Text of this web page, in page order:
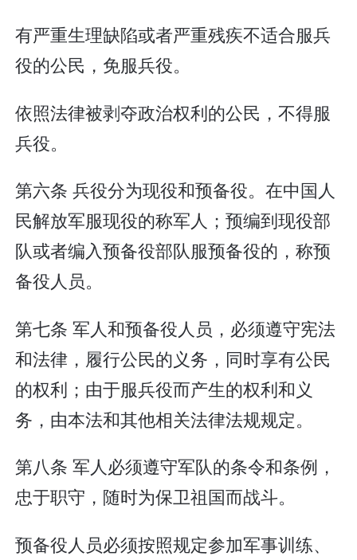
有严重生理缺陷或者严重残疾不适合服兵
役的公民，免服兵役。
依照法律被剥夺政治权利的公民，不得服
兵役。
第六条 兵役分为现役和预备役。在中国人
民解放军服现役的称军人；预编到现役部
队或者编入预备役部队服预备役的，称预
备役人员。
第七条 军人和预备役人员，必须遵守宪法
和法律，履行公民的义务，同时享有公民
的权利；由于服兵役而产生的权利和义
务，由本法和其他相关法律法规规定。
第八条 军人必须遵守军队的条令和条例，
忠于职守，随时为保卫祖国而战斗。
预备役人员必须按照规定参加军事训练、